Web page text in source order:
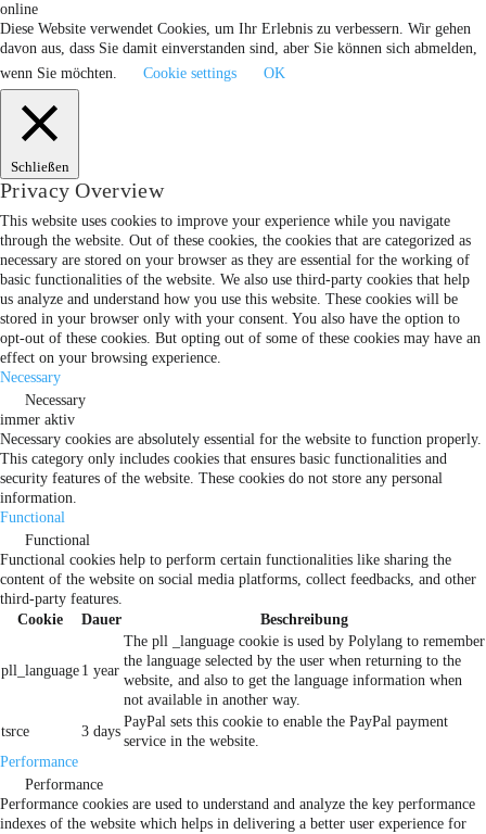
online
Diese Website verwendet Cookies, um Ihr Erlebnis zu verbessern. Wir gehen
davon aus, dass Sie damit einverstanden sind, aber Sie können sich abmelden,
wenn Sie möchten.
Cookie settings OK
Schließen
Privacy Overview
This website uses cookies to improve your experience while you navigate
through the website. Out of these cookies, the cookies that are categorized as
necessary are stored on your browser as they are essential for the working of
basic functionalities of the website. We also use third-party cookies that help
us analyze and understand how you use this website. These cookies will be
stored in your browser only with your consent. You also have the option to
opt-out of these cookies. But opting out of some of these cookies may have an
effect on your browsing experience.
Necessary
Necessary
immer aktiv
Necessary cookies are absolutely essential for the website to function properly.
This category only includes cookies that ensures basic functionalities and
security features of the website. These cookies do not store any personal
information.
Functional
Functional
Functional cookies help to perform certain functionalities like sharing the
content of the website on social media platforms, collect feedbacks, and other
third-party features.
Cookie
Dauer Beschreibung
pll_language 1 year
The pll _language cookie is used by Polylang to remember
the language selected by the user when returning to the
website, and also to get the language information when
not available in another way.
tsrce
3 days
PayPal sets this cookie to enable the PayPal payment
service in the website.
Performance
Performance
Performance cookies are used to understand and analyze the key performance
indexes of the website which helps in delivering a better user experience for